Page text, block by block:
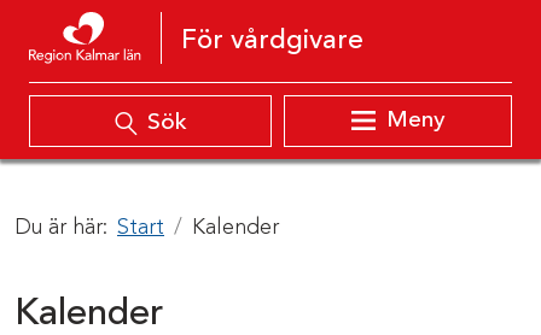
Hoppa till innehåll
För vårdgivare
Sök Meny
Du är här: Start Kalender
Kalender